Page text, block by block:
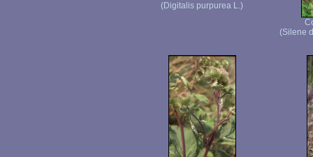
(Digitalis purpurea L.)
(Silene